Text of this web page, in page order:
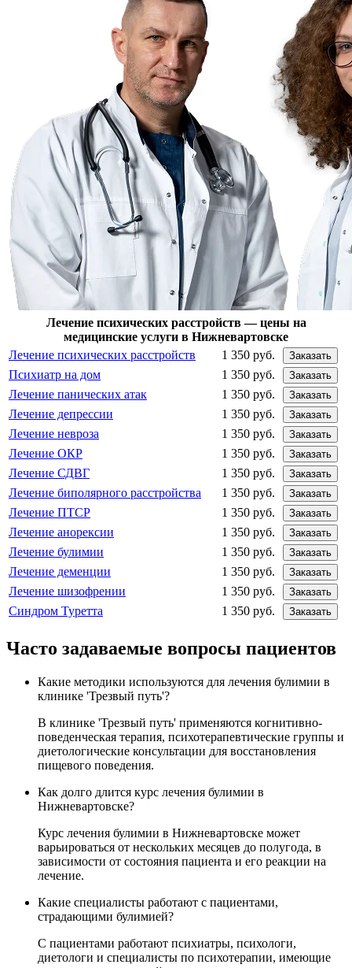
Лечение психических расстройств — цены на
медицинские услуги в Нижневартовске
Лечение психических расстройств
1 350 руб. Заказать
Психиатр на дом 1 350 руб. Заказать
Лечение панических атак 1 350 руб. Заказать
Лечение депрессии 1 350 руб. Заказать
Лечение невроза 1 350 руб. Заказать
Лечение ОКР 1 350 руб. Заказать
Лечение СДВГ 1 350 руб. Заказать
Лечение биполярного расстройства 1 350 руб. Заказать
Лечение ПТСР 1 350 руб. Заказать
Лечение анорексии 1 350 руб. Заказать
Лечение булимии 1 350 руб. Заказать
Лечение деменции 1 350 руб. Заказать
Лечение шизофрении 1 350 руб. Заказать
Синдром Туретта 1 350 руб. Заказать
Часто задаваемые вопросы пациентов
Какие методики используются для лечения булимии в
клинике 'Трезвый путь'?
В клинике 'Трезвый путь' применяются когнитивно-
поведенческая терапия, психотерапевтические группы и
диетологические консультации для восстановления
пищевого поведения.
Как долго длится курс лечения булимии в
Нижневартовске?
Курс лечения булимии в Нижневартовске может
варьироваться от нескольких месяцев до полугода, в
зависимости от состояния пациента и его реакции на
лечение.
Какие специалисты работают с пациентами,
страдающими булимией?
С пациентами работают психиатры, психологи,
диетологи и специалисты по психотерапии, имеющие